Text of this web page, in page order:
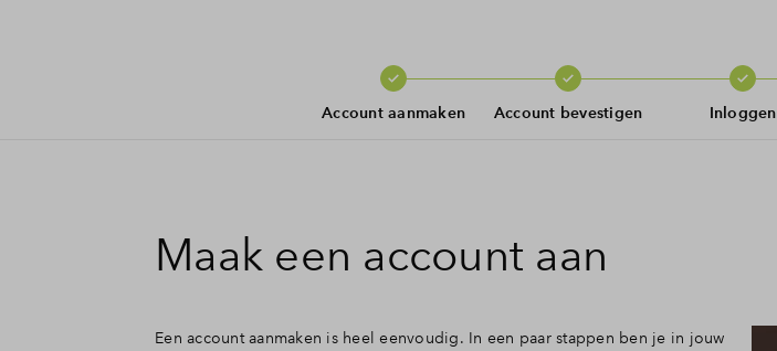
Account aanmaken Account bevestigen Inloggen
Maak een account aan
Een account aanmaken is heel eenvoudig. In een paar stappen ben je in jouw